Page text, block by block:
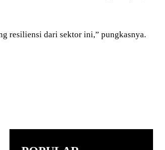
resiliensi dari sektor ini,” pungkasnya.